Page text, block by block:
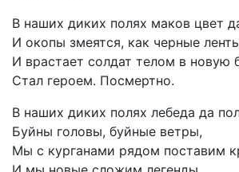
В наших диких полях маков цвет
И окопы змеятся, как черные
И врастает солдат телом в новую
Стал героем. Посмертно.
В наших диких полях лебеда да
Буйны головы, буйные ветры,
Мы с курганами рядом поставим